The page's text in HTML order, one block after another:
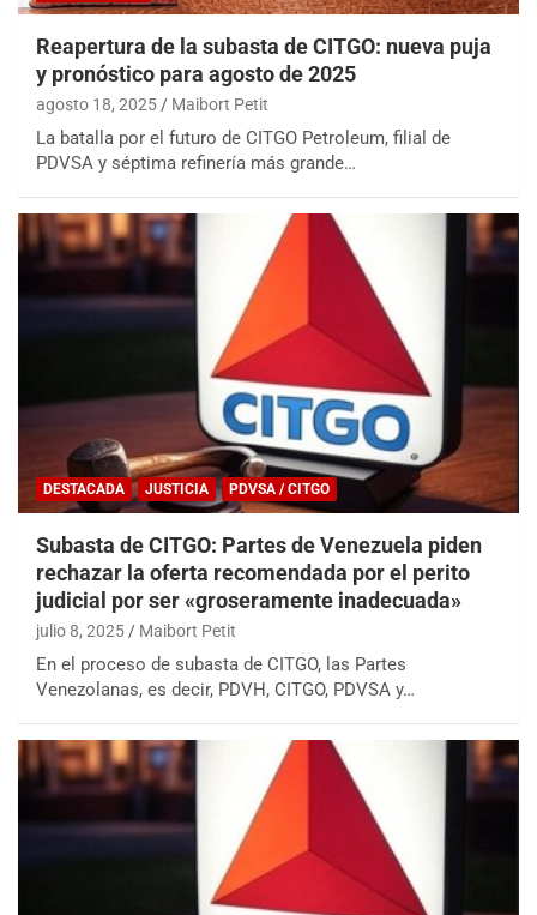
Reapertura de la subasta de CITGO: nueva puja
y pronóstico para agosto de 2025
agosto 18, 2025 Maibort Petit
La batalla por el futuro de CITGO Petroleum, filial de
PDVSA y séptima refinería más grande…
DESTACADA JUSTICIA PDVSA / CITGO
Subasta de CITGO: Partes de Venezuela piden
rechazar la oferta recomendada por el perito
judicial por ser «groseramente inadecuada»
julio 8, 2025 Maibort Petit
En el proceso de subasta de CITGO, las Partes
Venezolanas, es decir, PDVH, CITGO, PDVSA y…